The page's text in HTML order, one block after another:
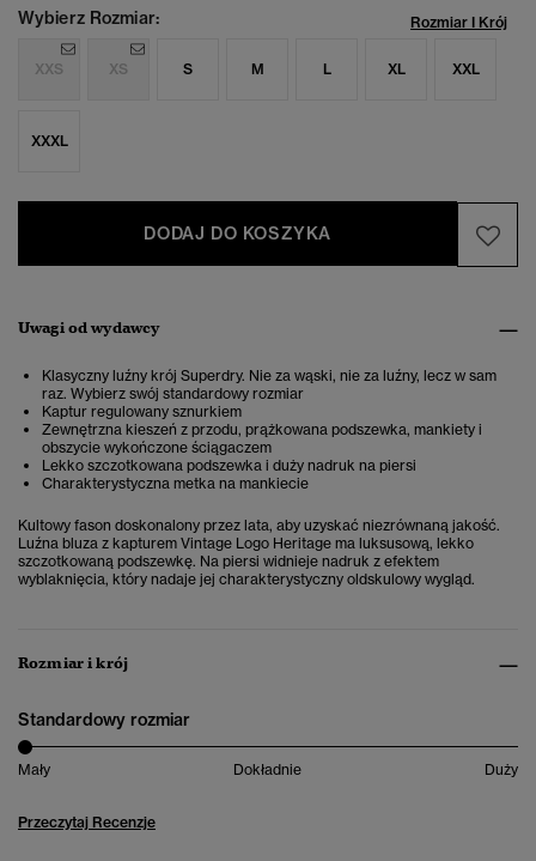
Wybierz Rozmiar: Rozmiar I Krój
XXS XS S M L XL XXL
XXXL
DODAJ DO KOSZYKA
Uwagi od wydawcy
Klasyczny luźny krój Superdry. Nie za wąski, nie za luźny, lecz w sam
raz. Wybierz swój standardowy rozmiar
Kaptur regulowany sznurkiem
Zewnętrzna kieszeń z przodu, prążkowana podszewka, mankiety i
obszycie wykończone ściągaczem
Lekko szczotkowana podszewka i duży nadruk na piersi
Charakterystyczna metka na mankiecie
Kultowy fason doskonalony przez lata, aby uzyskać niezrównaną jakość.
Luźna bluza z kapturem Vintage Logo Heritage ma luksusową, lekko
szczotkowaną podszewkę. Na piersi widnieje nadruk z efektem
wyblaknięcia, który nadaje jej charakterystyczny oldskulowy wygląd.
Rozmiar i krój
Standardowy rozmiar
Mały Dokładnie Duży
Przeczytaj Recenzje